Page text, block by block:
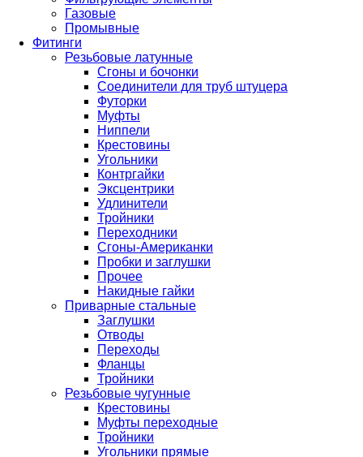
Газовые
Промывные
Фитинги
Резьбовые латунные
Сгоны и бочонки
Соединители для труб штуцера
Футорки
Муфты
Ниппели
Крестовины
Угольники
Контргайки
Эксцентрики
Удлинители
Тройники
Переходники
Сгоны-Американки
Пробки и заглушки
Прочее
Накидные гайки
Приварные стальные
Заглушки
Отводы
Переходы
Фланцы
Тройники
Резьбовые чугунные
Крестовины
Муфты переходные
Тройники
Угольники прямые